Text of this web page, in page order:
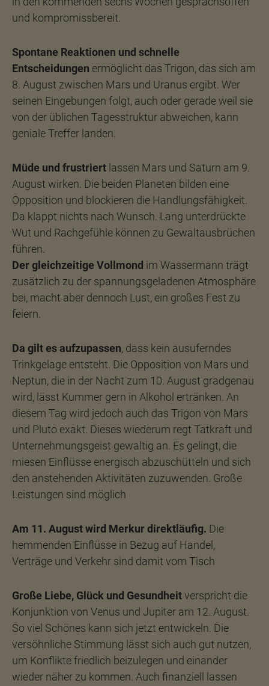
und kompromissbereit.
Spontane Reaktionen und schnelle
Entscheidungen ermöglicht das Trigon, das sich am
8. August zwischen Mars und Uranus ergibt. Wer
seinen Eingebungen folgt, auch oder gerade weil sie
von der üblichen Tagesstruktur abweichen, kann
geniale Treffer landen.
Müde und frustriert lassen Mars und Saturn am 9.
August wirken. Die beiden Planeten bilden eine
Opposition und blockieren die Handlungsfähigkeit.
Da klappt nichts nach Wunsch. Lang unterdrückte
Wut und Rachgefühle können zu Gewaltausbrüchen
führen.
Der gleichzeitige Vollmond im Wassermann trägt
zusätzlich zu der spannungsgeladenen Atmosphäre
bei, macht aber dennoch Lust, ein großes Fest zu
feiern.
Da gilt es aufzupassen, dass kein ausuferndes
Trinkgelage entsteht. Die Opposition von Mars und
Neptun, die in der Nacht zum 10. August gradgenau
wird, lässt Kummer gern in Alkohol ertränken. An
diesem Tag wird jedoch auch das Trigon von Mars
und Pluto exakt. Dieses wiederum regt Tatkraft und
Unternehmungsgeist gewaltig an. Es gelingt, die
miesen Einflüsse energisch abzuschütteln und sich
den anstehenden Aktivitäten zuzuwenden. Große
Leistungen sind möglich
Am 11. August wird Merkur direktläufig. Die
hemmenden Einflüsse in Bezug auf Handel,
Verträge und Verkehr sind damit vom Tisch
Große Liebe, Glück und Gesundheitverspricht die
Konjunktion von Venus und Jupiter am 12. August.
So viel Schönes kann sich jetzt entwickeln. Die
versöhnliche Stimmung lässt sich auch gut nutzen,
um Konflikte friedlich beizulegen und einander
wieder näher zu kommen. Auch finanziell lassen